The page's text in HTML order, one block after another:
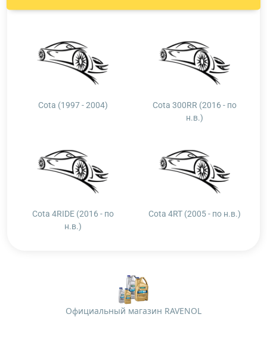
Cota (1997 - 2004)
Cota 300RR (2016 - по
н.в.)
Cota 4RIDE (2016 - по
н.в.)
Cota 4RT (2005 - по н.в.)
Официальный магазин RAVENOL